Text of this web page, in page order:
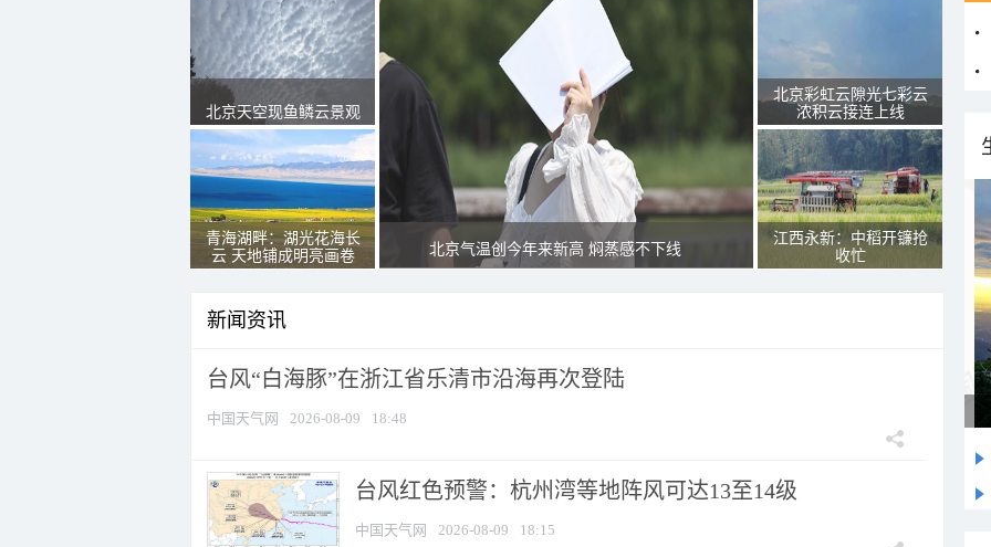
北京天空现鱼鳞云景观
青海湖畔：湖光花海长
云 天地铺成明亮画卷
北京气温创今年来新高 焖蒸感不下线
北京彩虹云隙光七彩云
浓积云接连上线
江西永新：中稻开镰抢
收忙
新闻资讯
台风“白海豚”在浙江省乐清市沿海再次登陆
中国天气网 2026-08-09 18:48
​台风红色预警：杭州湾等地阵风可达13至14级
中国天气网 2026-08-09 18:15